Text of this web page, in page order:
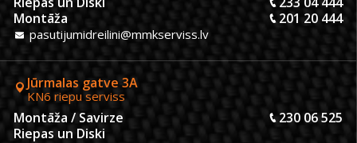
Montāža
201 20 444
pasutijumidreilini@mmkserviss.lv
Jūrmalas gatve 3A
KN6 riepu serviss
Montāža / Savirze
230 06 525
Riepas un Diski